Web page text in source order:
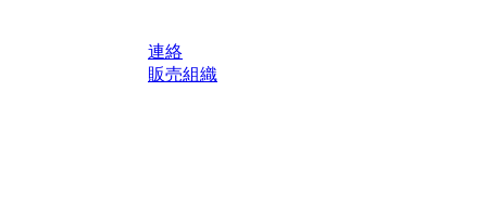
連絡
販売組織